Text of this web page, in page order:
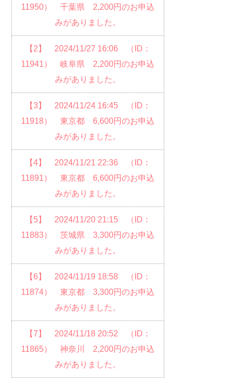
11950） 千葉県 2,200円のお申込
みがありました。
【2】 2024/11/27 16:06 （ID：
11941） 岐阜県 2,200円のお申込
みがありました。
【3】 2024/11/24 16:45 （ID：
11918） 東京都 6,600円のお申込
みがありました。
【4】 2024/11/21 22:36 （ID：
11891） 東京都 6,600円のお申込
みがありました。
【5】 2024/11/20 21:15 （ID：
11883） 茨城県 3,300円のお申込
みがありました。
【6】 2024/11/19 18:58 （ID：
11874） 東京都 3,300円のお申込
みがありました。
【7】 2024/11/18 20:52 （ID：
11865） 神奈川 2,200円のお申込
みがありました。